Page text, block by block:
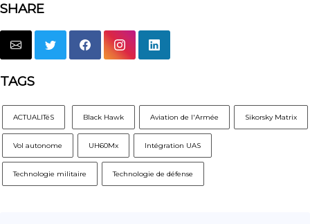
SHARE
TAGS
ACTUALITéS Black Hawk Aviation de l'Armée Sikorsky Matrix
Vol autonome UH60Mx Intégration UAS
Technologie militaire Technologie de défense